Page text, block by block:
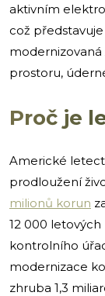
aktivním
což
modernizovaná
prostoru,
Proč je
Americké
prodloužení
milionů korun
12 000
kontrolního
modernizace
zhruba 1,3